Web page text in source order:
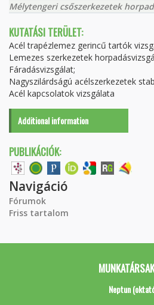
Mélytengeri csőszerkezetek
KUTATÁSI TERÜLET:
Acél trapézlemez gerincű tartók
Lemezes szerkezetek
Fáradásvizsgálat;
Nagyszilárdságú acélszerkezetek
Acél kapcsolatok vizsgálata
Additional information
PUBLIKÁCIÓK:
Navigáció
Fórumok
Friss tartalom
Neptun